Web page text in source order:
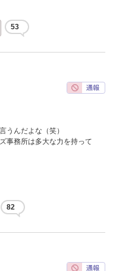
53
うんだよな（笑）
事務所は多大な力を持って
82